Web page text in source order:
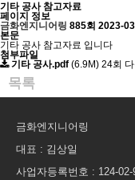
기타 공사 참고자료
페이지 정보
금화엔지니어링 885회 2023-
본문
기타 공사 참고자료 입니다
첨부파일
기타 공사.pdf (6.9M) 24회
목록
금화엔지니어링
대표 : 김상일
사업자등록번호 : 124-02-